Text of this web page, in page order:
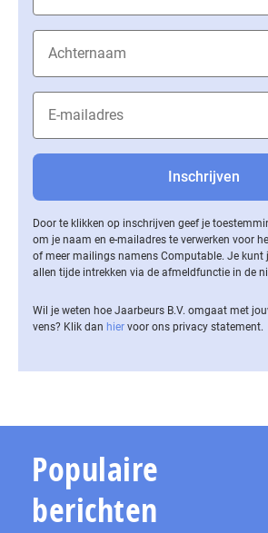
Door te klikken op inschrijven geef je
om je naam en e-mailadres te verwerken voor
of meer mailings namens Computable. Je kunt
allen tijde intrekken via de af­meld­func­tie in de
Wil je weten hoe Jaarbeurs B.V. omgaat met
vens? Klik dan hier voor ons privacy statement.
Populaire
berichten